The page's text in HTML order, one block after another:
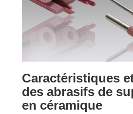
Caractéristiques
des abrasifs de
en céramique